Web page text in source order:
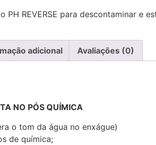
PH REVERSE para descontaminar
adicional Avaliações (0)
NO PÓS QUÍMICA
o tom da água no enxágue)
de química;